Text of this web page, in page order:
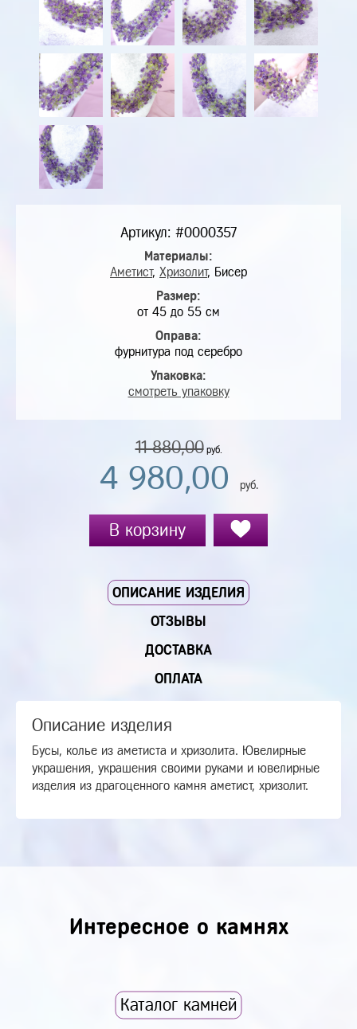
Артикул: #0000357
Материалы:
Аметист, Хризолит, Бисер
Размер:
от 45 до 55 см
Оправа:
фурнитура под серебро
Упаковка:
смотреть упаковку
11 880,00 руб.
4 980,00 руб.
В корзину
ОПИСАНИЕ ИЗДЕЛИЯ
ОТЗЫВЫ
ДОСТАВКА
ОПЛАТА
Описание изделия
Бусы, колье из аметиста и хризолита. Ювелирные
украшения, украшения своими руками и ювелирные
изделия из драгоценного камня аметист, хризолит.
Интересное о камнях
Каталог камней